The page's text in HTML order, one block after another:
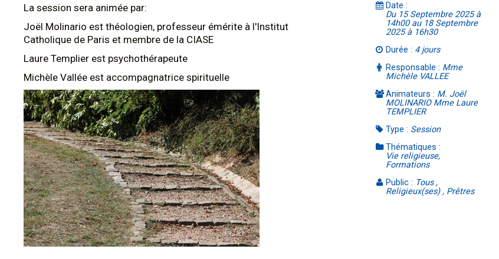
La session sera animée par:
Joël Molinario est théologien, professeur émérite à l'Institut
Catholique de Paris et membre de la CIASE
Laure Templier est psychothérapeute
Michèle Vallée est accompagnatrice spirituelle
Date :
Du 15 Septembre 2025 à
14h00 au 18 Septembre
2025 à 16h30
Durée : 4 jours
Responsable : Mme
Michèle VALLEE
Animateurs : M. Joël
MOLINARIO Mme Laure
TEMPLIER
Type : Session
Thématiques :
Vie religieuse,
Formations
Public : Tous ,
Religieux(ses) , Prêtres